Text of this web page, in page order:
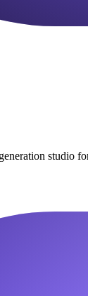
studio